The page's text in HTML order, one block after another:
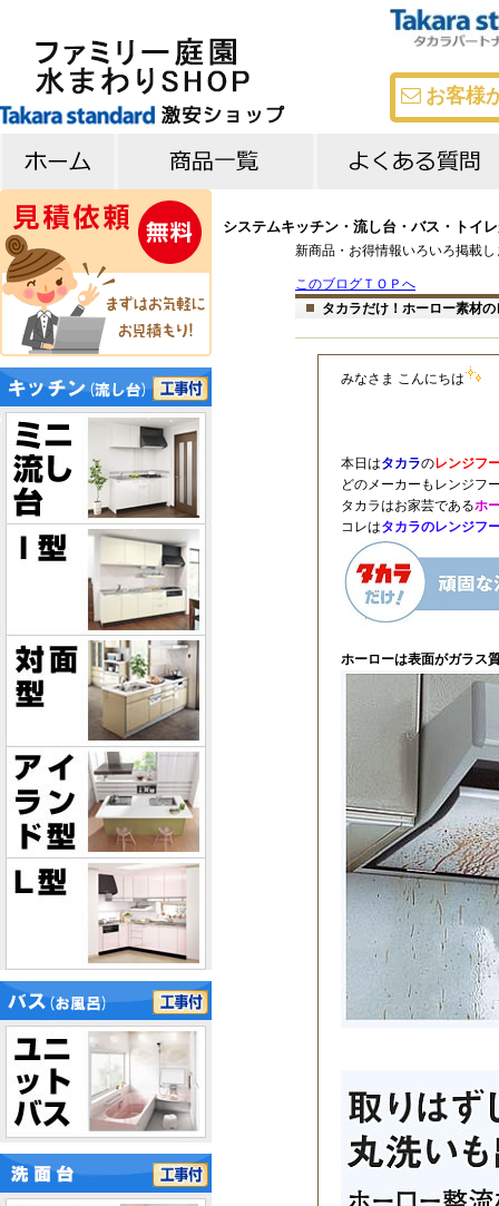
お客様
システムキッチン・流し台・バス・ト
キッチン
バス
洗面台 よくある質問
メーカー比較
新商品・お得情報いろいろ掲載し
このブログＴＯＰへ
タカラだけ！ホーロー素材
みなさま こんにちは
本日はタカラのレンジフ
どのメーカーもレンジフ
タカラはお家芸であるホ
コレはタカラのレンジフ
ホーローは表面がガラス